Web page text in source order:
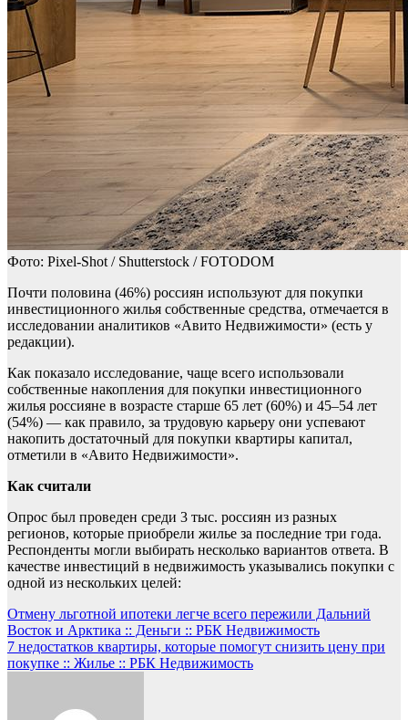
Фото: Pixel-Shot / Shutterstock / FOTODOM
Почти половина (46%) россиян используют для покупки
инвестиционного жилья собственные средства, отмечается в
исследовании аналитиков «Авито Недвижимости» (есть у
редакции).
Как показало исследование, чаще всего использовали
собственные накопления для покупки инвестиционного
жилья россияне в возрасте старше 65 лет (60%) и 45–54 лет
(54%) — как правило, за трудовую карьеру они успевают
накопить достаточный для покупки квартиры капитал,
отметили в «Авито Недвижимости».
Как считали
Опрос был проведен среди 3 тыс. россиян из разных
регионов, которые приобрели жилье за последние три года.
Респонденты могли выбирать несколько вариантов ответа. В
качестве инвестиций в недвижимость указывались покупки с
одной из нескольких целей:
Навигация
по
записям
Отмену льготной ипотеки легче всего пережили Дальний
Восток и Арктика :: Деньги :: РБК Недвижимость
7 недостатков квартиры, которые помогут снизить цену при
покупке :: Жилье :: РБК Недвижимость